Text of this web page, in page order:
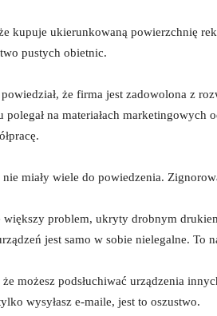
​​kupuje ukierunkowaną powierzchnię
pustych obietnic.
że firma jest zadowolona z
polegał na materiałach marketingowych
miały wiele do powiedzenia.
problem, ukryty drobnym
jest samo w sobie nielegalne. To
możesz podsłuchiwać urządzenia
wysyłasz e-maile, jest to oszustwo.